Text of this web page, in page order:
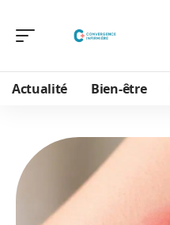
Actualité Bien-être